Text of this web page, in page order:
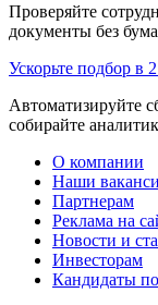
Проверяйте
документы без
Ускорьте подбор в
Автоматизируйте
собирайте
О компании
Наши
Партнерам
Реклама на
Новости и
Инвесторам
Кандидаты